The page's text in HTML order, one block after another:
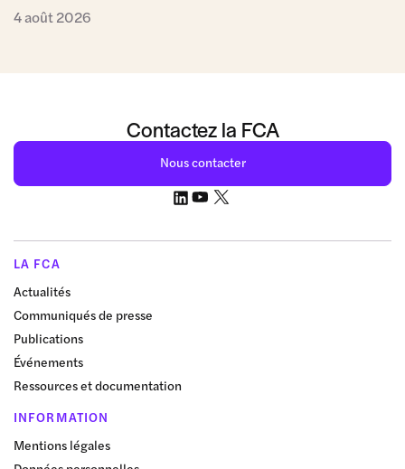
4 août 2026
Contactez la FCA
Nous contacter
LA FCA
Actualités
Communiqués de presse
Publications
Événements
Ressources et documentation
INFORMATION
Mentions légales